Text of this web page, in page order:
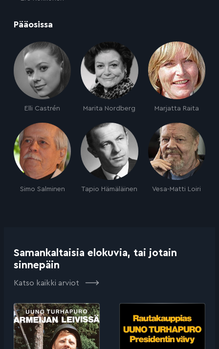
Pääosissa
Elli Castrén Marita Nordberg Marjatta Raita
Simo Salminen Tapio Hämäläinen Vesa-Matti Loiri
Samankaltaisia elokuvia, tai jotain
sinnepäin
Katso kaikki arviot